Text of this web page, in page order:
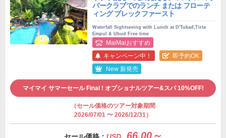
バークラブでのランチ または フローテ
ィング ブレックファースト
Waterfall Sightseeing with Lunch at D'Tukad,Tirta
Empul & Ubud Free time
MaiMaiおすすめ
キャンペーン中！
即予約OK
New 新発売
マイマイ サマーセール Final ! オプショナルツアー&スパ 10%OFF!
（セール価格のツアー対象期間
2026/07/01 〜 2026/12/31）
セール価格： USD
66.00～